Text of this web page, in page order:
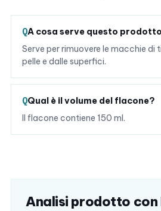
A cosa serve questo
Serve per rimuovere le macchie di
pelle e dalle superfici.
Qual è il volume del flacone?
Il flacone contiene 150 ml.
Analisi prodotto con